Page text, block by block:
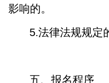
影响的。
5.法律法规规定
五、报名程序